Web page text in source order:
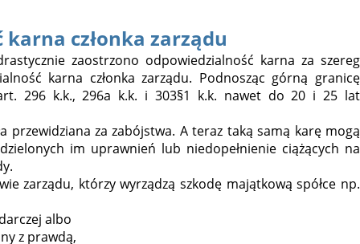
członka zarządu
zaostrzono odpowiedzialność karna za szereg
karna członka zarządu. Podnosząc górną granicę
296 k.k., 296a k.k. i 303§1 k.k. nawet do 20 i 25 lat
za zabójstwa. A teraz taką samą karę mogą
im uprawnień lub niedopełnienie ciążących na
zarządu, którzy wyrządzą szkodę majątkową spółce np.
albo
z prawdą,